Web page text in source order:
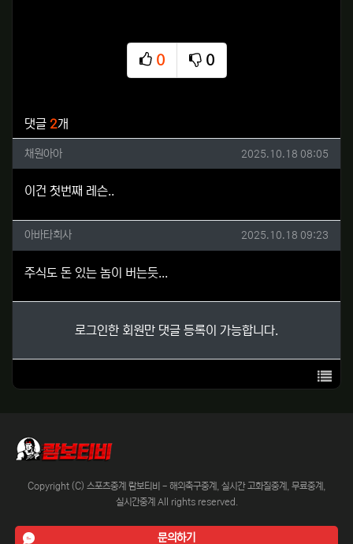
0
추천
0
비추천
댓글 2개
채원아아님의 댓글
채원아아 작성일
2025.10.18 08:05
이건 첫번째 레슨..
아바타회사님의 댓글
아바타회사 작성일
2025.10.18 09:23
주식도 돈 있는 놈이 버는듯...
로그인한 회원만 댓글 등록이 가능합니다.
목록
Copyright (C) 스포츠중계 람보티비 - 해외축구중계, 실시간 고화질중계, 무료중계,
실시간중계 All rights reserved.
문의하기